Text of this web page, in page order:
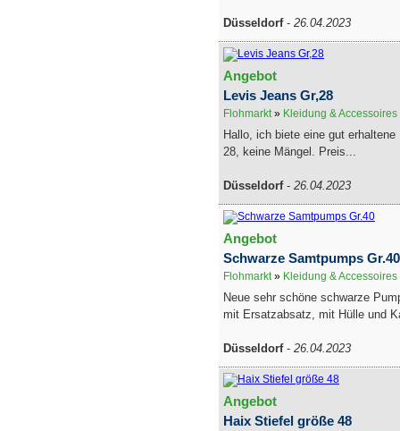
Düsseldorf- 26.04.2023
Angebot
Levis Jeans Gr,28
Flohmarkt» Kleidung & Accessoires
Hallo, ich biete eine gut
28, keine Mängel. Preis...
Düsseldorf- 26.04.2023
Angebot
Schwarze Samtpumps Gr.40
Flohmarkt» Kleidung & Accessoires
Neue sehr schöne schwarze
mit Ersatzabsatz, mit Hülle und
Düsseldorf- 26.04.2023
Angebot
Haix Stiefel größe 48